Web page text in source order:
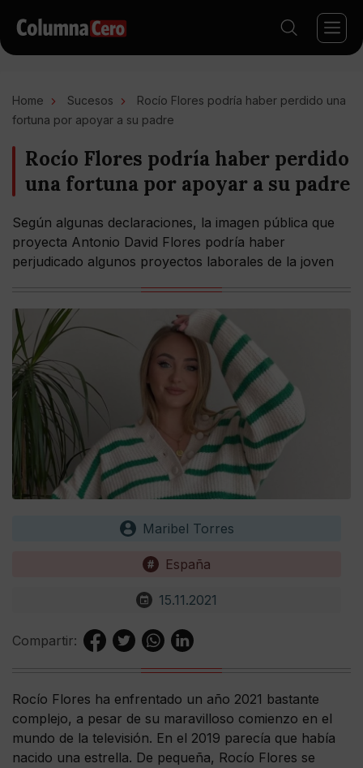
Home Sucesos
Rocío Flores podría haber perdido una
fortuna por apoyar a su padre
Rocío Flores podría haber perdido
una fortuna por apoyar a su padre
Según algunas declaraciones, la imagen pública que
proyecta Antonio David Flores podría haber
perjudicado algunos proyectos laborales de la joven
Maribel Torres
España
15.11.2021
Compartir:
Rocío Flores ha enfrentado un año 2021 bastante
complejo, a pesar de su maravilloso comienzo en el
mundo de la televisión. En el 2019 parecía que había
nacido una estrella. De pequeña, Rocío Flores se